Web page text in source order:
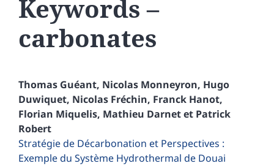
Keywords –
carbonates
Thomas Guéant, Nicolas Monneyron, Hugo
Duwiquet, Nicolas Fréchin, Franck Hanot,
Florian Miquelis, Mathieu Darnetet Patrick
Robert
Stratégie de Décarbonation et Perspectives :
Exemple du Système Hydrothermal de Douai